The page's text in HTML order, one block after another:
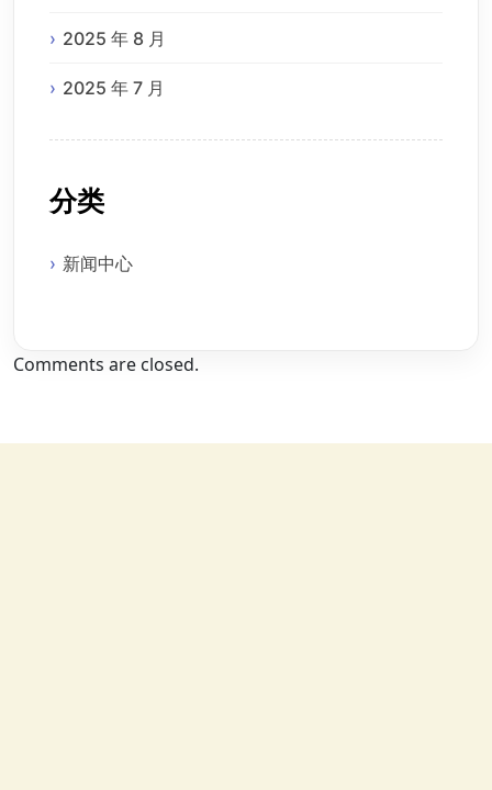
2025 年 8 月
2025 年 7 月
分类
新闻中心
Comments are closed.